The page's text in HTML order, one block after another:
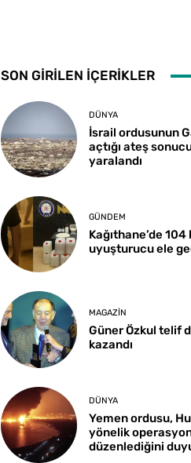
SON GİRİLEN İÇERİKLER
DÜNYA
İsrail ordusunun
açtığı ateş
yaralandı
GÜNDEM
Kağıthane’de
uyuşturucu ele
MAGAZIN
Güner Özkul telif
kazandı
DÜNYA
Yemen ordusu,
yönelik
düzenlediğini